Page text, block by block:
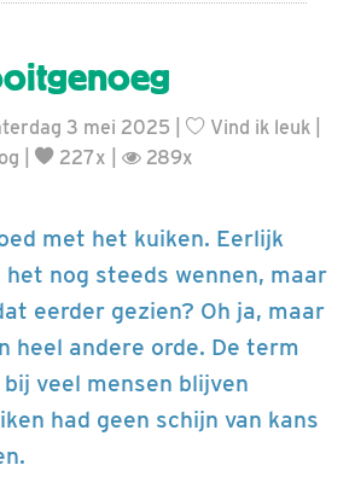
3 mei 2025 | Vind ik leuk
227x | 289x
met het kuiken. Eerlijk
het nog steeds wennen, maar
eerder gezien? Oh ja, maar
heel andere orde. De term
veel mensen blijven
had geen schijn van kans